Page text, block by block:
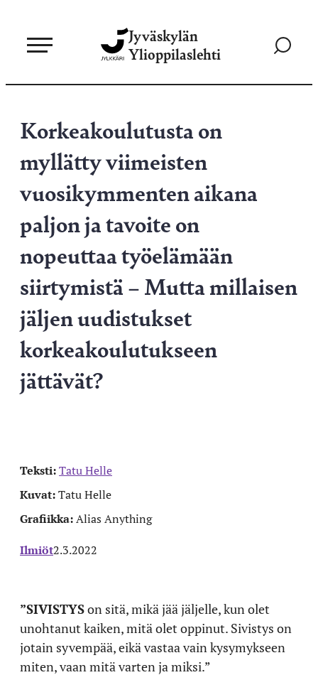
sisältöön
Jyväskylän
Ylioppilaslehti
Siirry
Korkeakoulutusta on
myllätty viimeisten
vuosikymmenten aikana
paljon ja tavoite on
nopeuttaa työelämään
siirtymistä – Mutta millaisen
jäljen uudistukset
korkeakoulutukseen
jättävät?
Teksti:Tatu Helle
Kuvat:Tatu Helle
Grafiikka:Alias Anything
Ilmiöt2.3.2022
”SIVISTYSon sitä, mikä jää jäljelle, kun olet
unohtanut kaiken, mitä olet oppinut. Sivistys on
jotain syvempää, eikä vastaa vain kysymykseen
miten, vaan mitä varten ja miksi.”